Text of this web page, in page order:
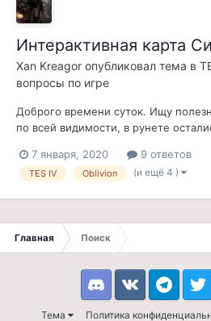
Интерактивная карта
Xan Kreagor опубликовал тема в
вопросы по игре
Доброго времени суток. Ищу
по всей видимости, в рунете
OblivionInteractiveMap, по всей
1.4.6. и выгодно отличалась от
7 января, 2020 9 ответов
TES IV Oblivion (и ещё 4 )
Главная Поиск
Тема Политика
DiscordVK Telegram